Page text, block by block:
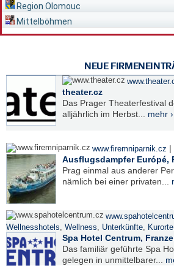
Region Olomouc
Mittelböhmen
NEUE
theater.cz
Das Prager Theaterfestival
alljährlich im Herbst... mehr ›
www.firemniparnik.cz |
Ausflugsdampfer Európé,
Prag einmal aus anderer
nämlich bei einer privaten...
Wellnesshotels, Wellness, Unterkünfte, Kurorte
Spa Hotel Centrum,
Das familiär geführte Spa
gelegen in unmittelbarer...